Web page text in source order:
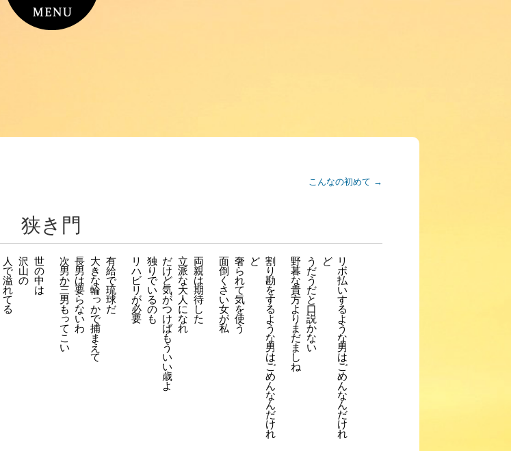
こんなの初めて →
狭き門
リ
ボ
払
い
す
る
よ
う
な
男
は
ご
め
ん
な
ん
だ
け
れ
ど
う
だ
う
だ
と
口
説
か
な
い
野
暮
な
貴
方
よ
り
ま
だ
ま
し
ね
割
り
勘
を
す
る
よ
う
な
男
は
ご
め
ん
な
ん
だ
け
れ
ど
奢
ら
れ
て
気
を
使
う
面
倒
く
さ
い
女
が
私
両
親
は
期
待
し
た
立
派
な
大
人
に
な
れ
だ
け
ど
気
が
つ
け
ば
も
う
い
い
歳
よ
独
り
で
い
る
の
も
リ
ハ
ビ
リ
が
必
要
有
給
で
琉
球
だ
大
き
な
輪
っ
か
で
捕
ま
え
て
長
男
は
要
ら
な
い
わ
次
男
か
三
男
も
っ
て
こ
い
世
の
中
は
沢
山
の
人
で
溢
れ
て
る